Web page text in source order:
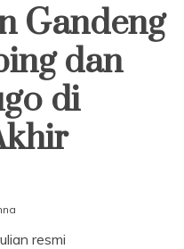
Gandeng
dan
di
resmi